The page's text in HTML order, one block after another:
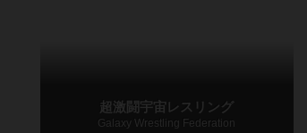
超激闘宇宙レスリング
Galaxy Wrestling Federation